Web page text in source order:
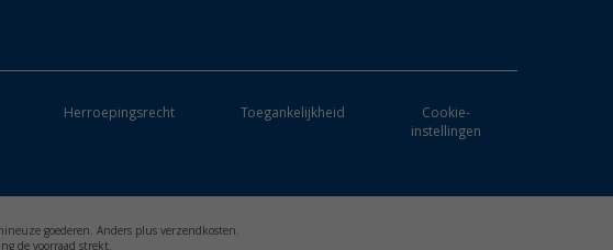
Herroepingsrecht Toegankelijkheid
Cookie-
instellingen
goederen. Anders plus verzendkosten.
de voorraad strekt.